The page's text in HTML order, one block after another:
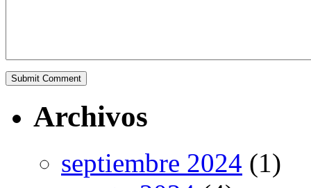
Archivos
septiembre 2024 (1)